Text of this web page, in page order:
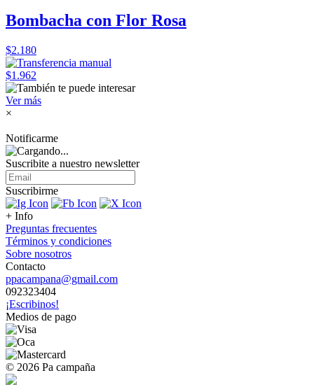
Bombacha con Flor Rosa
$2.180
$1.962
Ver más
×
Notificarme
Suscribite a nuestro newsletter
Suscribirme
+ Info
Preguntas frecuentes
Términos y condiciones
Sobre nosotros
Contacto
ppacampana@gmail.com
092323404
¡Escribinos!
Medios de pago
© 2026 Pa campaña